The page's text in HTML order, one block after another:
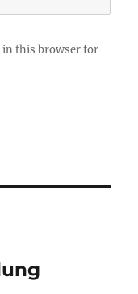
in this browser for